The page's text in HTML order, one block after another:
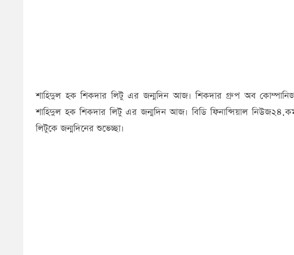
শাহিদুল হক শিকদার লিটু এর জন্মদিন আজ। শিকদার গ্রুপ অব কোম্পানিজ
শাহিদুল হক শিকদার লিটু এর জন্মদিন আজ। বিডি ফিনান্সিয়াল
লিটুকে জন্মদিনের শুভেচ্ছা।